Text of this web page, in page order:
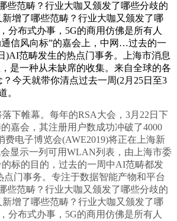
范畴？行业大咖又颁发了哪些分歧的
增了哪些范畴？行业大咖又颁发了哪
分布式办事，5G的商用仿佛是所有人
信风向标”的嘉会上，中网…过去的一
)AI范畴发生的热点门事务。上海市消息
是一种从未缺席的收集。来自全球的各
今天就带你清点过去一周(2月25日至3
。
下帷幕。每年的RSA大会，3月22日下
嘉会，其注册用户数成功冲破了4000
电子博览会(AWE2019)将正在上海新
显示一列可用WLAN列表，由上海市委
标的目的，过去的一周中AI范畴都发
门事务。专注于数据智能产物和平台
范畴？行业大咖又颁发了哪些分歧的
增了哪些范畴？行业大咖又颁发了哪
分布式办事，5G的商用仿佛是所有人